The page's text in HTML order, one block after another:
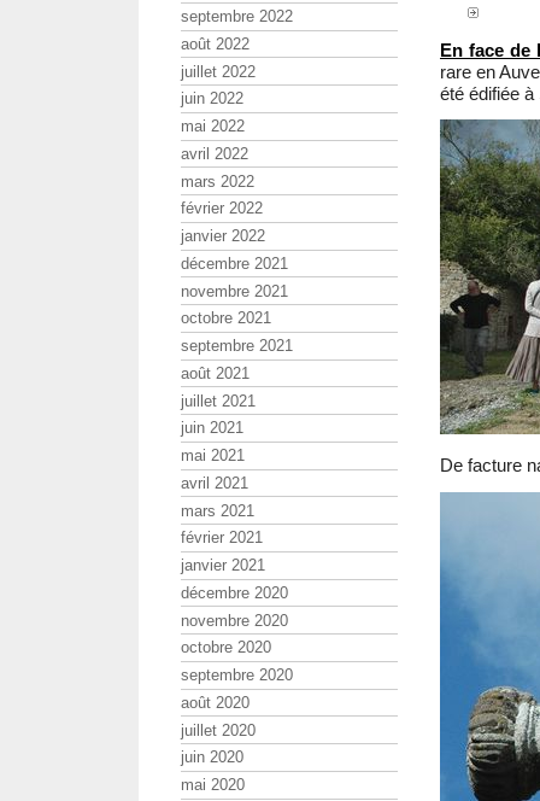
En face de
rare en
été édifiée
De facture
septembre 2022
août 2022
juillet 2022
juin 2022
mai 2022
avril 2022
mars 2022
février 2022
janvier 2022
décembre 2021
novembre 2021
octobre 2021
septembre 2021
août 2021
juillet 2021
juin 2021
mai 2021
avril 2021
mars 2021
février 2021
janvier 2021
décembre 2020
novembre 2020
octobre 2020
septembre 2020
août 2020
juillet 2020
juin 2020
mai 2020